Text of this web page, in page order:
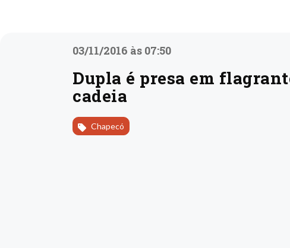
03/11/2016 às 07:50
Dupla é presa em
cadeia
Chapecó